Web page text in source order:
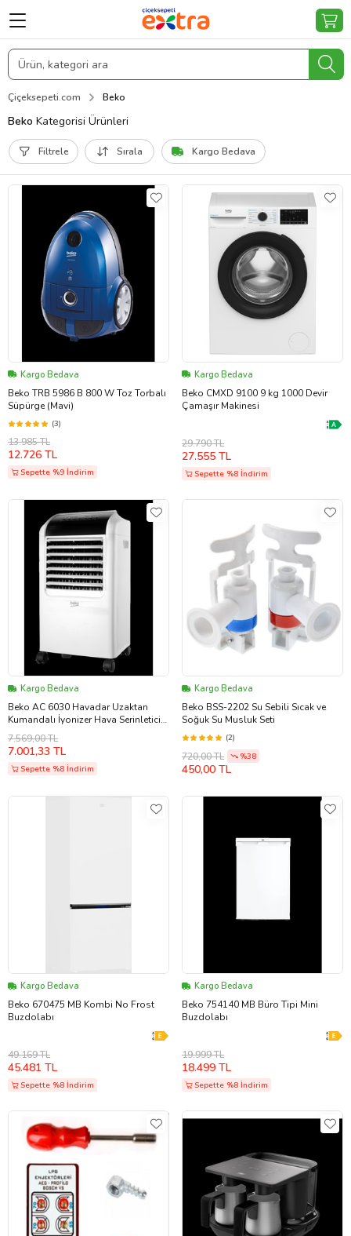
Çiçeksepeti.com Beko
Beko Kategorisi Ürünleri
Filtrele Sırala Kargo Bedava
Kargo Bedava
Beko TRB 5986 B 800 W Toz Torbalı
Süpürge (Mavi)
(3)
13.985 TL
12.726 TL
Sepette %9 İndirim
Kargo Bedava
Beko CMXD 9100 9 kg 1000 Devir
Çamaşır Makinesi
29.790 TL
27.555 TL
Sepette %8 İndirim
Kargo Bedava
Beko AC 6030 Havadar Uzaktan
Kumandalı İyonizer Hava Serinletici
(Beyaz)
7.569,00 TL
7.001,33 TL
Sepette %8 İndirim
Kargo Bedava
Beko BSS-2202 Su Sebili Sıcak ve
Soğuk Su Musluk Seti
(2)
720,00 TL %38
450,00 TL
Kargo Bedava
Beko 670475 MB Kombi No Frost
Buzdolabı
49.169 TL
45.481 TL
Sepette %8 İndirim
Kargo Bedava
Beko 754140 MB Büro Tipi Mini
Buzdolabı
19.999 TL
18.499 TL
Sepette %8 İndirim